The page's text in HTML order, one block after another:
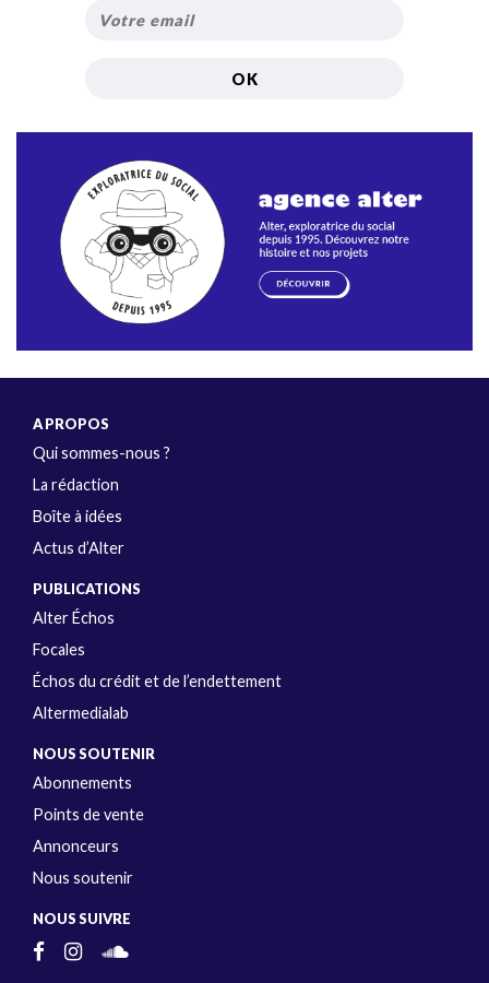
A PROPOS
Qui sommes-nous ?
La rédaction
Boîte à idées
Actus d’Alter
PUBLICATIONS
Alter Échos
Focales
Échos du crédit et de l’endettement
Altermedialab
NOUS SOUTENIR
Abonnements
Points de vente
Annonceurs
Nous soutenir
NOUS SUIVRE